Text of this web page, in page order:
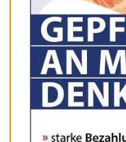
Wohnen in
Der Wohnpark
Nachbarschaft" steht
Die fünf attraktiv
Grünanlagen am